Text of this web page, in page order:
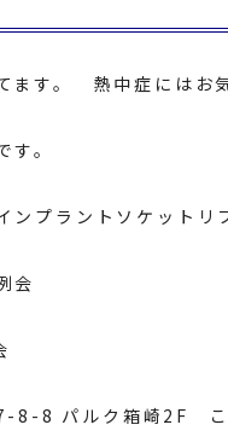
ます。 熱中症にはお
。
プラントソケットリ
会
8-8 パルク箱崎2F こ